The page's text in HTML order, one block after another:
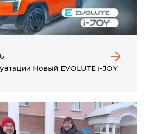
Новый EVOLUTE i‑JOY